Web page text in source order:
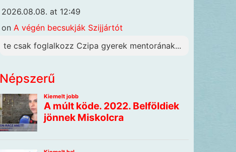
2026.08.08. at 12:49
on A végén becsukják Szijjártót
te csak foglalkozz Czipa gyerek mentorának...
Népszerű